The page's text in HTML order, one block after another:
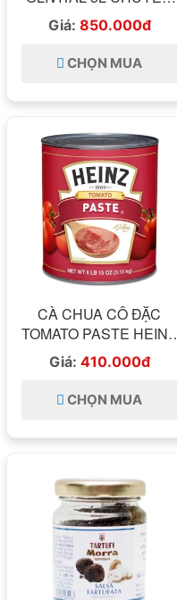
DÙNG HÀNG NGÀY
ITALIA
Giá: 850.000đ
CHỌN MUA
CÀ CHUA CÔ ĐẶC
TOMATO PASTE HEINZ
3,15KG
Giá: 410.000đ
CHỌN MUA